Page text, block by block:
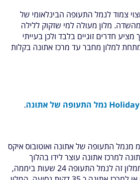
המצוי צמוד לנמל התעופה הבינלאומי של
מלון מעולה למי שזקוק ללילה
חדרים זוגיים בלבד ולכן בעייתי
למלון מחבר עד מרכז אתונה בקלות
נמל התעופה של אתונה.
מנמל התעופה של אתונה ואוטובוס איקס
למרכז אתונה עוצר לידו בהלוך
ובחזור, כך תוכלו להגיע ממלון זה לנמל התעופה 24 שעות ביממה,